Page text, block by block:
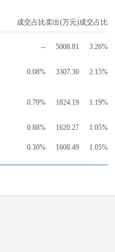
成交占比卖出(万元)成交占比
-- 5008.81 3.26%
0.08% 3307.30 2.15%
0.79% 1824.19 1.19%
0.88% 1620.27 1.05%
0.30% 1608.49 1.05%